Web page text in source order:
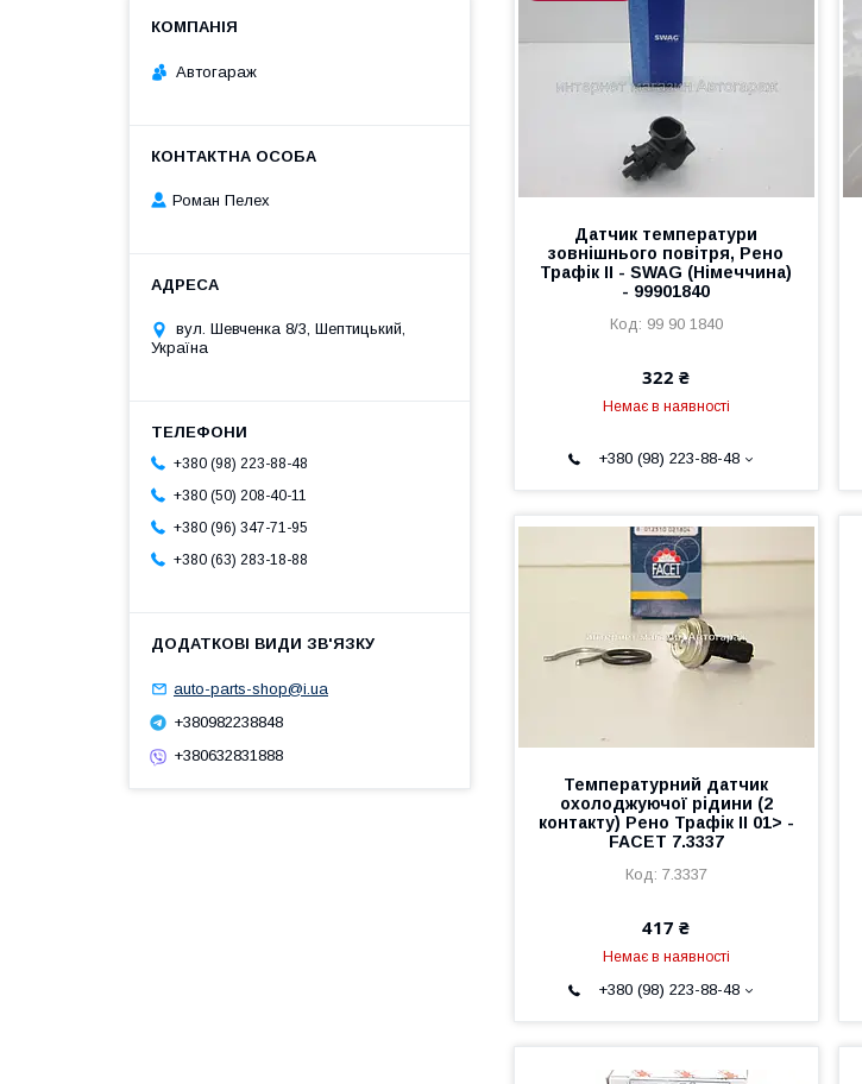
Датчик температури
зовнішнього повітря, Рено
Трафік II - SWAG (Німеччина)
- 99901840
99 90 1840
322 ₴
Немає в наявності
+380 (98) 223-88-48
Температурний датчик
охолоджуючої рідини (2
контакту) Рено Трафік II 01> -
FACET 7.3337
7.3337
417 ₴
Немає в наявності
+380 (98) 223-88-48
Автогараж
Роман Пелех
вул. Шевченка 8/3, Шептицький,
Україна
+380 (98) 223-88-48
+380 (50) 208-40-11
+380 (96) 347-71-95
+380 (63) 283-18-88
auto-parts-shop@i.ua
+380982238848
+380632831888